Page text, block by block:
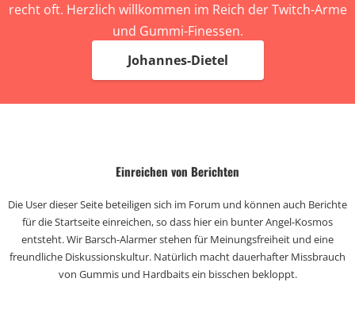
recht oft. Herzlich willkommen im Reich der Twitch-Arme
und Gummi-Finessen.
Johannes-Dietel
Einreichen von Berichten
Die User dieser Seite beteiligen sich im Forum und können auch Berichte
für die Startseite einreichen, so dass hier ein bunter Angel-Kosmos
entsteht. Wir Barsch-Alarmer stehen für Meinungsfreiheit und eine
freundliche Diskussionskultur. Natürlich macht dauerhafter Missbrauch
von Gummis und Hardbaits ein bisschen bekloppt.